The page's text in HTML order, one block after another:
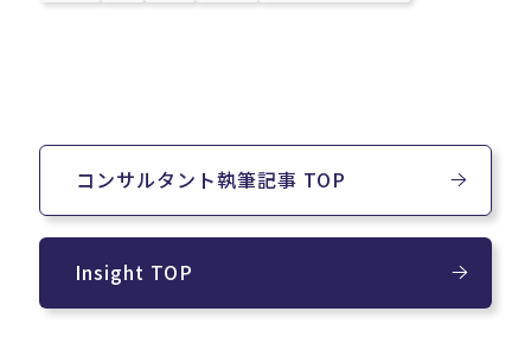
コンサルタント執筆記事 TOP
Insight TOP